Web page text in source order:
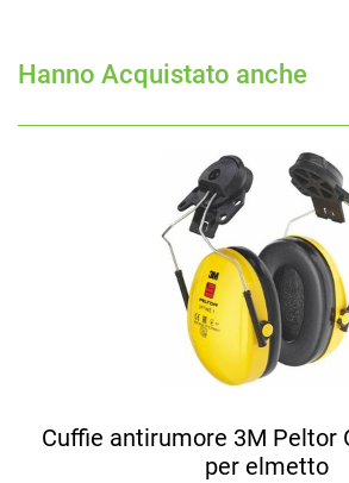
Hanno Acquistato anche
Cuffie antirumore 3M Peltor
per elmetto